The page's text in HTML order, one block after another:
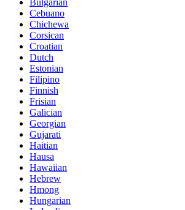
Bulgarian
Cebuano
Chichewa
Corsican
Croatian
Dutch
Estonian
Filipino
Finnish
Frisian
Galician
Georgian
Gujarati
Haitian
Hausa
Hawaiian
Hebrew
Hmong
Hungarian